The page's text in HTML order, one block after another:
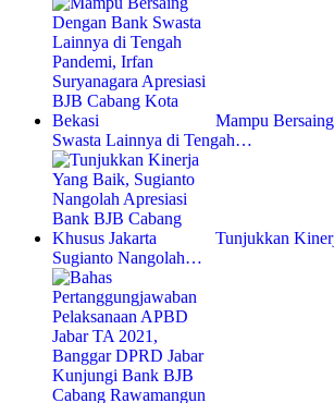
Mampu
Swasta Lainnya di Tengah…
Tunjukkan
Sugianto Nangolah…